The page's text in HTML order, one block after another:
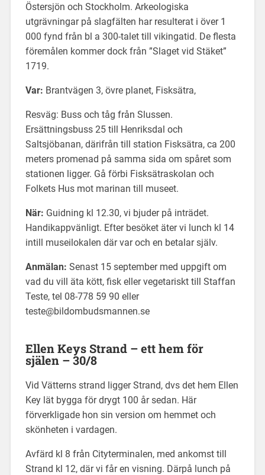
Östersjön och Stockholm. Arkeologiska
utgrävningar på slagfälten har resulterat i över 1
000 fynd från bl a 300-talet till vikingatid. De flesta
föremålen kommer dock från ”Slaget vid Stäket”
1719.
Var: Brantvägen 3, övre planet, Fisksätra,
Resväg: Buss och tåg från Slussen.
Ersättningsbuss 25 till Henriksdal och
Saltsjöbanan, därifrån till station Fisksätra, ca 200
meters promenad på samma sida om spåret som
stationen ligger. Gå förbi Fisksätraskolan och
Folkets Hus mot marinan till museet.
När: Guidning kl 12.30, vi bjuder på inträdet.
Handikappvänligt. Efter besöket äter vi lunch kl 14
intill museilokalen där var och en betalar själv.
Anmälan: Senast 15 september med uppgift om
vad du vill äta kött, fisk eller vegetariskt till Staffan
Teste, tel 08-778 59 90 eller
teste@bildombudsmannen.se
Ellen Keys Strand – ett hem för
själen – 30/8
Vid Vätterns strand ligger Strand, dvs det hem Ellen
Key lät bygga för drygt 100 år sedan. Här
förverkligade hon sin version om hemmet och
skönheten i vardagen.
Avfärd kl 8 från Cityterminalen, med ankomst till
Strand kl 12, där vi får en visning. Därpå lunch på